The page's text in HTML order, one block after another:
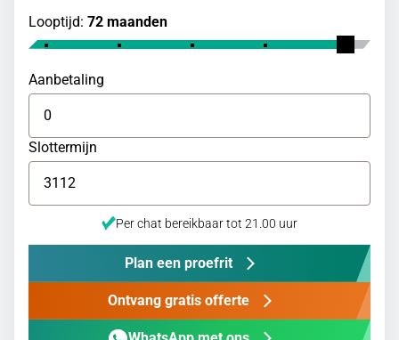
Looptijd: 72 maanden
Aanbetaling
Slottermijn
Per chat bereikbaar tot 21.00 uur
Plan een proefrit
Ontvang gratis offerte